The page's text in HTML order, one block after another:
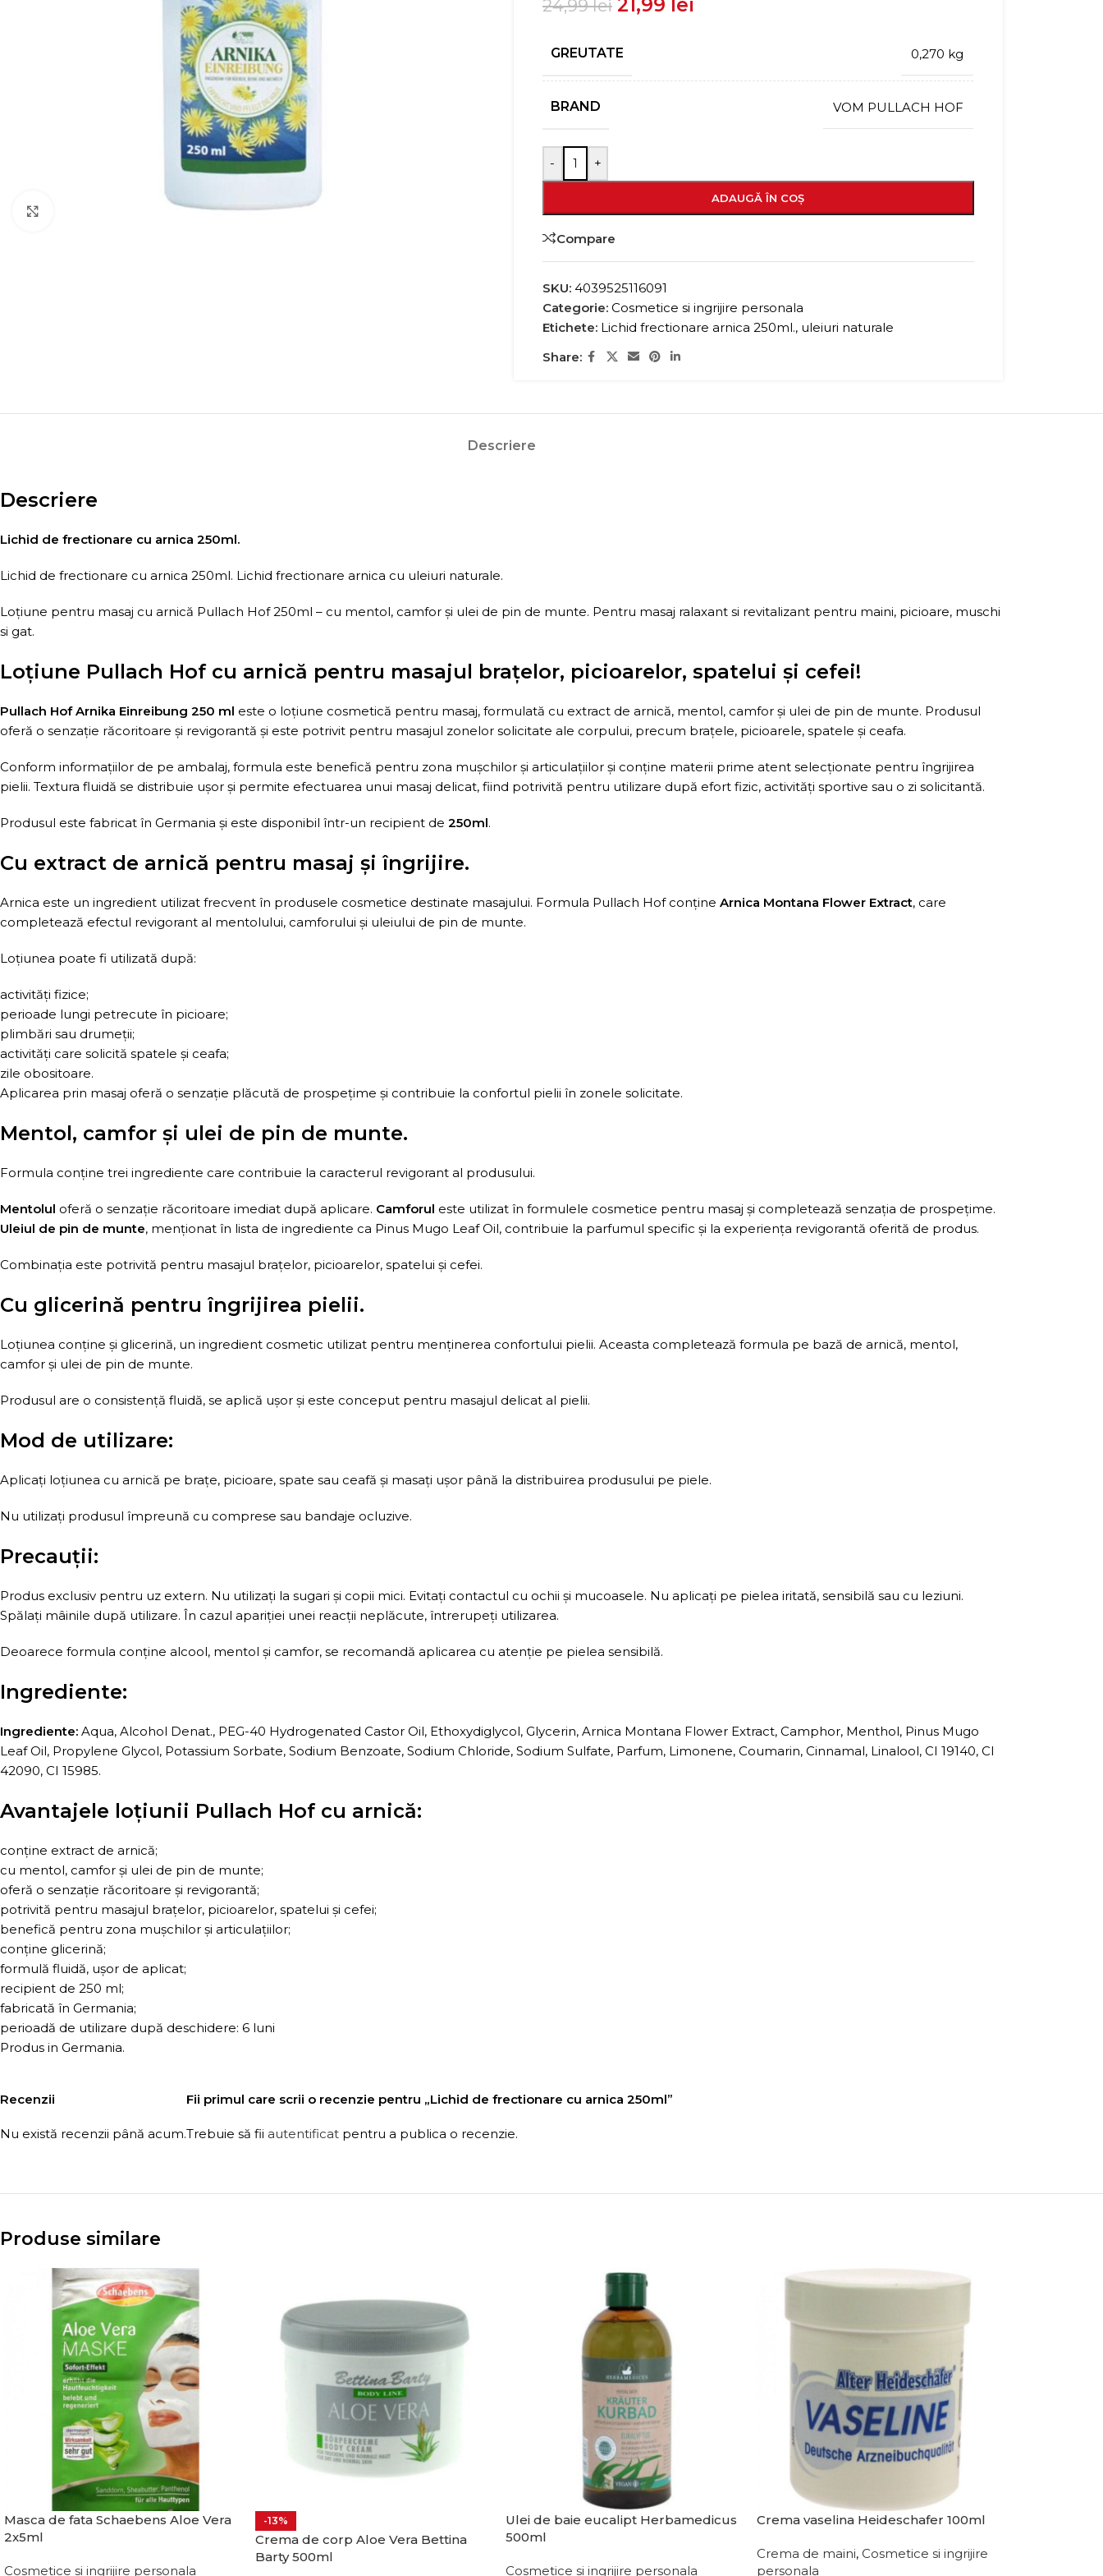
24,99lei
GREUTATE 0,270 kg
BRAND VOM PULLACH HOF
- +
ADAUGĂ ÎN COȘ
Compare
SKU: 4039525116091
Categorie: Cosmetice si ingrijire personala
Etichete: Lichid frectionare arnica 250ml., uleiuri naturale
Share:
Descriere
Descriere
Lichid de frectionare cu arnica 250ml.
Lichid de frectionare cu arnica 250ml. Lichid frectionare arnica cu uleiuri naturale.
Loțiune pentru masaj cu arnică Pullach Hof 250ml – cu mentol, camfor și ulei de pin de munte. Pentru masaj ralaxant si revitalizant pentru maini, picioare, muschi
si gat.
Loțiune Pullach Hof cu arnică pentru masajul brațelor, picioarelor, spatelui și cefei!
Pullach Hof Arnika Einreibung 250 ml este o loțiune cosmetică pentru masaj, formulată cu extract de arnică, mentol, camfor și ulei de pin de munte. Produsul
oferă o senzație răcoritoare și revigorantă și este potrivit pentru masajul zonelor solicitate ale corpului, precum brațele, picioarele, spatele și ceafa.
Conform informațiilor de pe ambalaj, formula este benefică pentru zona mușchilor și articulațiilor și conține materii prime atent selecționate pentru îngrijirea
pielii. Textura fluidă se distribuie ușor și permite efectuarea unui masaj delicat, fiind potrivită pentru utilizare după efort fizic, activități sportive sau o zi solicitantă.
Produsul este fabricat în Germania și este disponibil într-un recipient de 250ml.
Cu extract de arnică pentru masaj și îngrijire.
Arnica este un ingredient utilizat frecvent în produsele cosmetice destinate masajului. Formula Pullach Hof conține Arnica Montana Flower Extract, care
completează efectul revigorant al mentolului, camforului și uleiului de pin de munte.
Loțiunea poate fi utilizată după:
activități fizice;
perioade lungi petrecute în picioare;
plimbări sau drumeții;
activități care solicită spatele și ceafa;
zile obositoare.
Aplicarea prin masaj oferă o senzație plăcută de prospețime și contribuie la confortul pielii în zonele solicitate.
Mentol, camfor și ulei de pin de munte.
Formula conține trei ingrediente care contribuie la caracterul revigorant al produsului.
Mentolul oferă o senzație răcoritoare imediat după aplicare. Camforul este utilizat în formulele cosmetice pentru masaj și completează senzația de prospețime.
Uleiul de pin de munte, menționat în lista de ingrediente ca Pinus Mugo Leaf Oil, contribuie la parfumul specific și la experiența revigorantă oferită de produs.
Combinația este potrivită pentru masajul brațelor, picioarelor, spatelui și cefei.
Cu glicerină pentru îngrijirea pielii.
Loțiunea conține și glicerină, un ingredient cosmetic utilizat pentru menținerea confortului pielii. Aceasta completează formula pe bază de arnică, mentol,
camfor și ulei de pin de munte.
Produsul are o consistență fluidă, se aplică ușor și este conceput pentru masajul delicat al pielii.
Mod de utilizare:
Aplicați loțiunea cu arnică pe brațe, picioare, spate sau ceafă și masați ușor până la distribuirea produsului pe piele.
Nu utilizați produsul împreună cu comprese sau bandaje ocluzive.
Precauții:
Produs exclusiv pentru uz extern. Nu utilizați la sugari și copii mici. Evitați contactul cu ochii și mucoasele. Nu aplicați pe pielea iritată, sensibilă sau cu leziuni.
Spălați mâinile după utilizare. În cazul apariției unei reacții neplăcute, întrerupeți utilizarea.
Deoarece formula conține alcool, mentol și camfor, se recomandă aplicarea cu atenție pe pielea sensibilă.
Ingrediente:
Ingrediente: Aqua, Alcohol Denat., PEG-40 Hydrogenated Castor Oil, Ethoxydiglycol, Glycerin, Arnica Montana Flower Extract, Camphor, Menthol, Pinus Mugo
Leaf Oil, Propylene Glycol, Potassium Sorbate, Sodium Benzoate, Sodium Chloride, Sodium Sulfate, Parfum, Limonene, Coumarin, Cinnamal, Linalool, CI 19140, CI
42090, CI 15985.
Avantajele loțiunii Pullach Hof cu arnică:
conține extract de arnică;
cu mentol, camfor și ulei de pin de munte;
oferă o senzație răcoritoare și revigorantă;
potrivită pentru masajul brațelor, picioarelor, spatelui și cefei;
benefică pentru zona mușchilor și articulațiilor;
conține glicerină;
formulă fluidă, ușor de aplicat;
recipient de 250 ml;
fabricată în Germania;
perioadă de utilizare după deschidere: 6 luni
Produs in Germania.
Recenzii
Nu există recenzii până acum.
Fii primul care scrii o recenzie pentru „Lichid de frectionare cu arnica 250ml”
Trebuie să fii autentificat pentru a publica o recenzie.
Produse similare
Masca de fata Schaebens Aloe Vera
2x5ml
Cosmetice si ingrijire personala
-13%
Crema de corp Aloe Vera Bettina
Barty 500ml
Ulei de baie eucalipt Herbamedicus
500ml
Cosmetice si ingrijire personala
Crema vaselina Heideschafer 100ml
Crema de maini, Cosmetice si ingrijire
personala